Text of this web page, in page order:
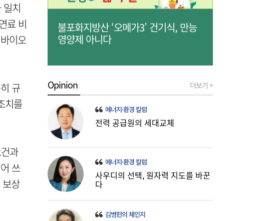
일치
료 비
이오
규
치를
과
쓰
상
보험 패러다임 바꾼다 外
불포화지방산 ‘오메가3’ 건기식, 만능
영양제 아니다
Opinion 더보기 +
에너지·환경 칼럼
전력 공급원의 세대교체
에너지·환경 칼럼
사우디의 선택, 원자력 지도를 바꾼
다
김병헌의 체인지